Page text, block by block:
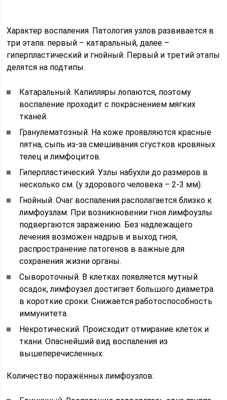
Характер воспаления. Патология узлов развивается в
три этапа: первый – катаральный, далее –
гиперпластический и гнойный. Первый и третий этапы
делятся на подтипы.
Катаральный. Капилляры лопаются, поэтому
воспаление проходит с покраснением мягких
тканей.
Гранулематозный. На коже проявляются красные
пятна, сыпь из-за смешивания сгустков кровяных
телец и лимфоцитов.
Гиперпластический. Узлы набухли до размеров в
несколько см. (у здорового человека – 2-3 мм).
Гнойный. Очаг воспаления располагается близко к
лимфоузлам. При возникновении гноя лимфоузлы
подвергаются заражению. Без надлежащего
лечения возможен надрыв и выход гноя,
распространение патогенов в важные для
сохранения жизни органы.
Сывороточный. В клетках появляется мутный
осадок, лимфоузел достигает большого диаметра
в короткие сроки. Снижается работоспособность
иммунитета.
Некротический. Происходит отмирание клеток и
ткани. Опаснейший вид воспаления из
вышеперечисленных.
Количество поражённых лимфоузлов: